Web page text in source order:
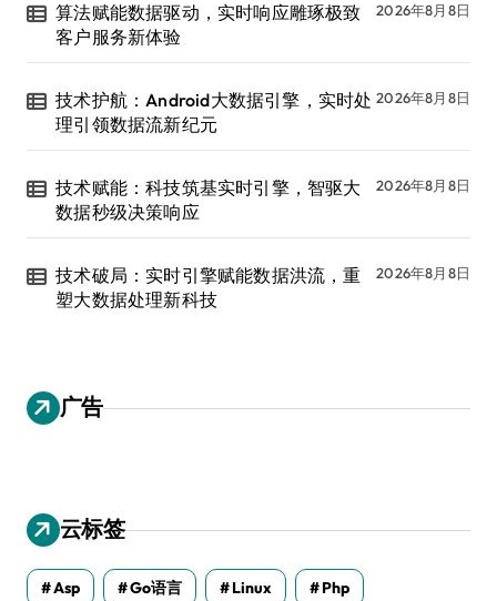
算法赋能数据驱动，实时响应雕琢极致
客户服务新体验
2026年8月8日
技术护航：Android大数据引擎，实时处
理引领数据流新纪元
2026年8月8日
技术赋能：科技筑基实时引擎，智驱大
数据秒级决策响应
2026年8月8日
技术破局：实时引擎赋能数据洪流，重
塑大数据处理新科技
2026年8月8日
广告
云标签
Asp Go语言 Linux Php